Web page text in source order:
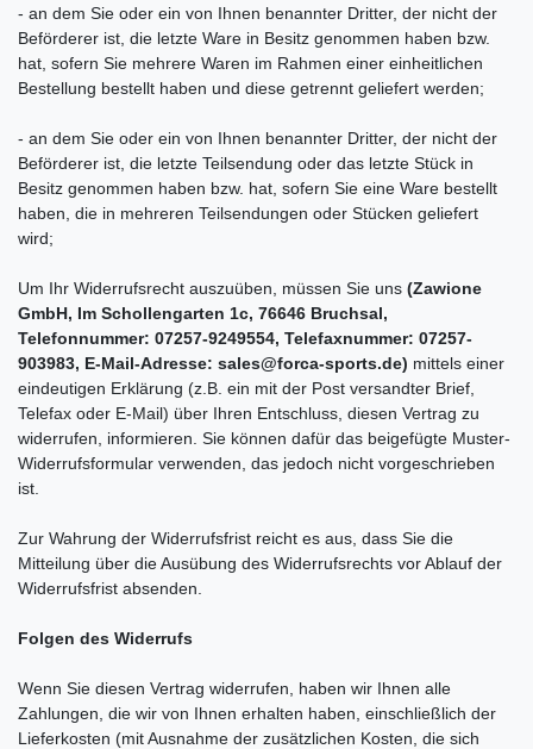
- an dem Sie oder ein von Ihnen benannter Dritter, der nicht der
Beförderer ist, die letzte Ware in Besitz genommen haben bzw.
hat, sofern Sie mehrere Waren im Rahmen einer einheitlichen
Bestellung bestellt haben und diese getrennt geliefert werden;
- an dem Sie oder ein von Ihnen benannter Dritter, der nicht der
Beförderer ist, die letzte Teilsendung oder das letzte Stück in
Besitz genommen haben bzw. hat, sofern Sie eine Ware bestellt
haben, die in mehreren Teilsendungen oder Stücken geliefert
wird;
Um Ihr Widerrufsrecht auszuüben, müssen Sie uns (Zawione
GmbH, Im Schollengarten 1c, 76646 Bruchsal,
Telefonnummer: 07257-9249554, Telefaxnummer: 07257-
903983, E-Mail-Adresse: sales@forca-sports.de) mittels einer
eindeutigen Erklärung (z.B. ein mit der Post versandter Brief,
Telefax oder E-Mail) über Ihren Entschluss, diesen Vertrag zu
widerrufen, informieren. Sie können dafür das beigefügte Muster-
Widerrufsformular verwenden, das jedoch nicht vorgeschrieben
ist.
Zur Wahrung der Widerrufsfrist reicht es aus, dass Sie die
Mitteilung über die Ausübung des Widerrufsrechts vor Ablauf der
Widerrufsfrist absenden.
Folgen des Widerrufs
Wenn Sie diesen Vertrag widerrufen, haben wir Ihnen alle
Zahlungen, die wir von Ihnen erhalten haben, einschließlich der
Lieferkosten (mit Ausnahme der zusätzlichen Kosten, die sich